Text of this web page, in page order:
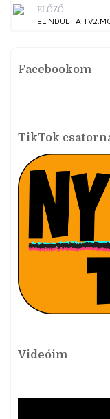
ELŐZŐ
ELINDULT A
Facebookom
TikTok
Videóim